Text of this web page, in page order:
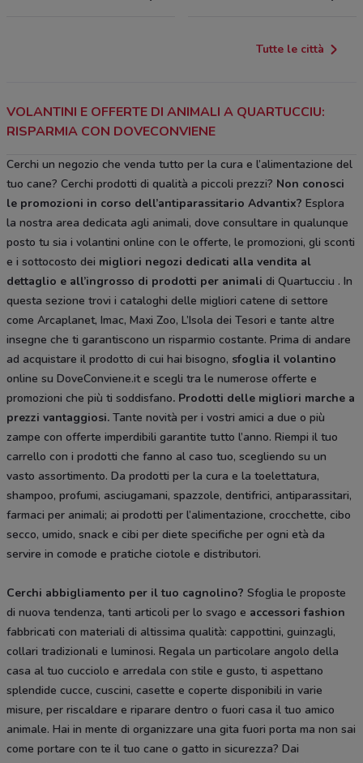
Tutte le città
VOLANTINI E OFFERTE DI ANIMALI A QUARTUCCIU:
RISPARMIA CON DOVECONVIENE
Cerchi un negozio che venda tutto per la cura e l’alimentazione del
tuo cane? Cerchi prodotti di qualità a piccoli prezzi? Non conosci
le promozioni in corso dell’antiparassitario Advantix? Esplora
la nostra area dedicata agli animali, dove consultare in qualunque
posto tu sia i volantini online con le offerte, le promozioni, gli sconti
e i sottocosto dei migliori negozi dedicati alla vendita al
dettaglio e all’ingrosso di prodotti per animali di Quartucciu . In
questa sezione trovi i cataloghi delle migliori catene di settore
come Arcaplanet, Imac, Maxi Zoo, L’Isola dei Tesori e tante altre
insegne che ti garantiscono un risparmio costante. Prima di andare
ad acquistare il prodotto di cui hai bisogno, sfoglia il volantino
online su DoveConviene.it e scegli tra le numerose offerte e
promozioni che più ti soddisfano. Prodotti delle migliori marche a
prezzi vantaggiosi. Tante novità per i vostri amici a due o più
zampe con offerte imperdibili garantite tutto l’anno. Riempi il tuo
carrello con i prodotti che fanno al caso tuo, scegliendo su un
vasto assortimento. Da prodotti per la cura e la toelettatura,
shampoo, profumi, asciugamani, spazzole, dentifrici, antiparassitari,
farmaci per animali; ai prodotti per l’alimentazione, crocchette, cibo
secco, umido, snack e cibi per diete specifiche per ogni età da
servire in comode e pratiche ciotole e distributori.
Cerchi abbigliamento per il tuo cagnolino? Sfoglia le proposte
di nuova tendenza, tanti articoli per lo svago e accessori fashion
fabbricati con materiali di altissima qualità: cappottini, guinzagli,
collari tradizionali e luminosi. Regala un particolare angolo della
casa al tuo cucciolo e arredala con stile e gusto, ti aspettano
splendide cucce, cuscini, casette e coperte disponibili in varie
misure, per riscaldare e riparare dentro o fuori casa il tuo amico
animale. Hai in mente di organizzare una gita fuori porta ma non sai
come portare con te il tuo cane o gatto in sicurezza? Dai